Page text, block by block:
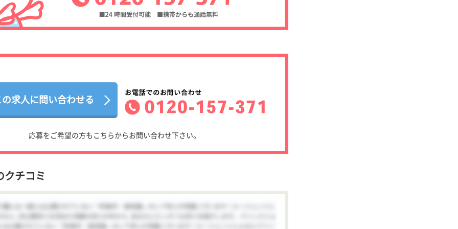
求人に問い合わせる
応募をご希望の方もこちらからお問い合わせ下さい。
クチコミ